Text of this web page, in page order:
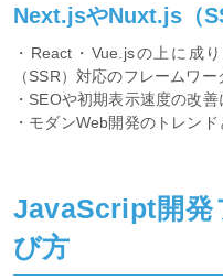
Next.jsやNuxt.js（
・React・Vue.jsの上に成
（SSR）対応のフレームワー
・SEOや初期表示速度の改善
・モダンWeb開発のトレンド
JavaScript開発
び方